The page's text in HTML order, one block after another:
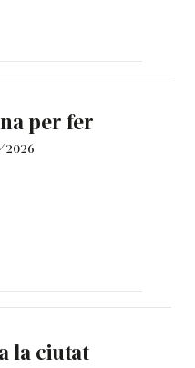
per fer
la ciutat